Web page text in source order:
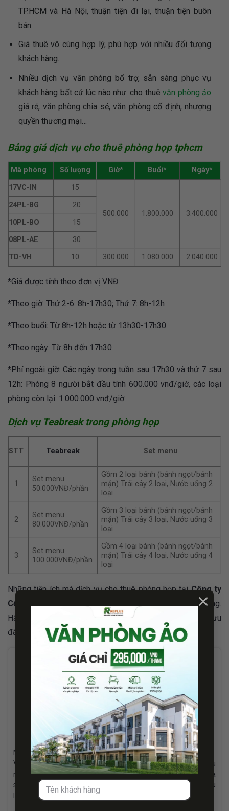
×
TP.HCM và Hà Nội, thuận tiện đi lại, thuận tiện buôn
bán.
Giá thuê vô cùng hợp lý, phù hợp với nhiều đối tượng
khách hàng.
Nhiều dịch vụ văn phòng bổ trợ, sẵn sàng phục vụ
khách hàng bất cứ lúc nào như: cho thuêvăn phòng ảo
giá rẻ, văn phòng chia sẻ, văn phòng cố định, nhượng
quyền thương mại…
Bảng giá dịch vụ cho thuê phòng họp tphcm
Mã phòng Số lượng Giờ* Buổi*
Ngày*
17VC-IN
15
500.000 1.800.000 3.400.000
24PL-BG
20
10PL-BO
15
08PL-AE
30
TD-VH
10 300.000 1.080.000 2.040.000
*Giá được tính theo đơn vị VNĐ
*Theo giờ: Thứ 2-6: 8h-17h30; Thứ 7: 8h-12h
*Theo buổi: Từ 8h-12h hoặc từ 13h30-17h30
*Theo ngày: Từ 8h đến 17h30
*Phí ngoài giờ: Các ngày trong tuần sau 17h30 và thứ 7 sau
12h: Phòng 8 người bắt đầu tính 600.000 vnđ/giờ, các loại
phòng còn lại: 1.000.000 vnđ/giờ
Dịch vụ Teabreak trong phòng họp
STT Teabreak Set menu
1
Set menu
50.000VNĐ/phần
Gồm 2 loại bánh (bánh ngọt/bánh
mặn) Trái cây 2 loại, Nước uống 2
loại
2
Set menu
80.000VNĐ/phần
Gồm 3 loại bánh (bánh ngọt/bánh
mặn) Trái cây 3 loại, Nước uống 3
loại
3
Set menu
100.000VNĐ/phần
Gồm 4 loại bánh (bánh ngọt/bánh
mặn) Trái cây 4 loại, Nước uống 4
loại
Những tiện ích mà dịch vụ cho thuê phòng họp tạiCông ty
Cổ phần Replus
cung cấp chắc chắn sẽ làm bạn hài lòng.
Hãy liên hệ ngay với chúng tôi để nhận các thông tin siêu ưu
đãi về dịch vụ văn phòng mới nhất 2024.
Bảo Ngọc
Nhà biên tập và quản lý đội ngũ sản xuất nội dung tại Replus.
Với hơn 05 năm kinh nghiệm tư vấn và biên tập nội dung sâu
rộng trong lĩnh vực dịch vụ pháp lý và cho thuê văn phòng. Chia
sẻ thông tin giá trị đến khách hàng, đối tác và thu hút hàng triệu
lượt xem.